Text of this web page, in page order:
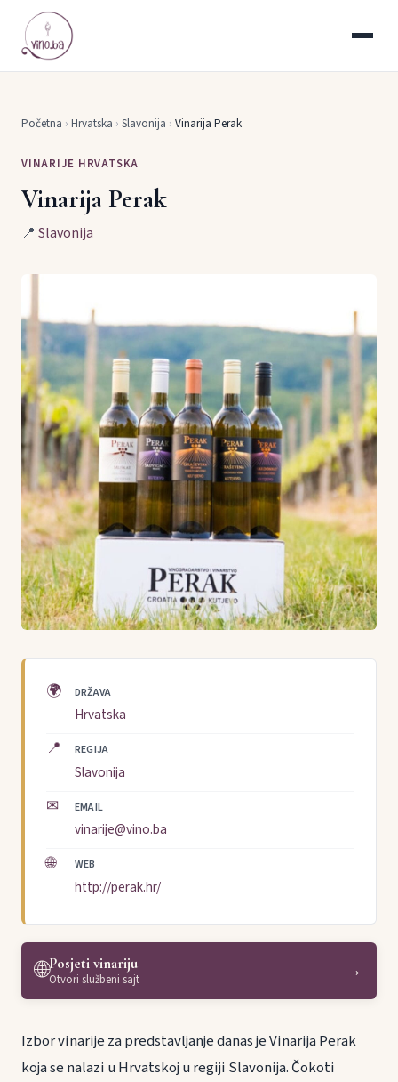
Početna › Hrvatska › Slavonija › Vinarija Perak
VINARIJE HRVATSKA
Vinarija Perak
📍 Slavonija
🌍 DRŽAVA
Hrvatska
📍 REGIJA
Slavonija
✉ EMAIL
vinarije@vino.ba
🌐 WEB
http://perak.hr/
🌐Posjeti vinariju
Otvori službeni sajt →
Izbor vinarije za predstavljanje danas je Vinarija Perak
koja se nalazi u Hrvatskoj u regiji Slavonija. Čokoti